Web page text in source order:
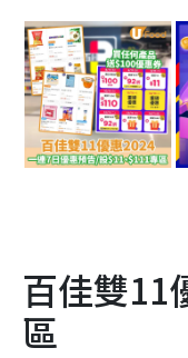
百佳雙11
區